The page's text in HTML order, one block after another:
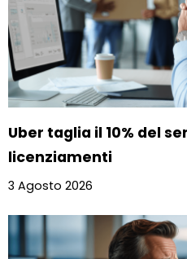
Uber taglia il 10% del
licenziamenti
3 Agosto 2026